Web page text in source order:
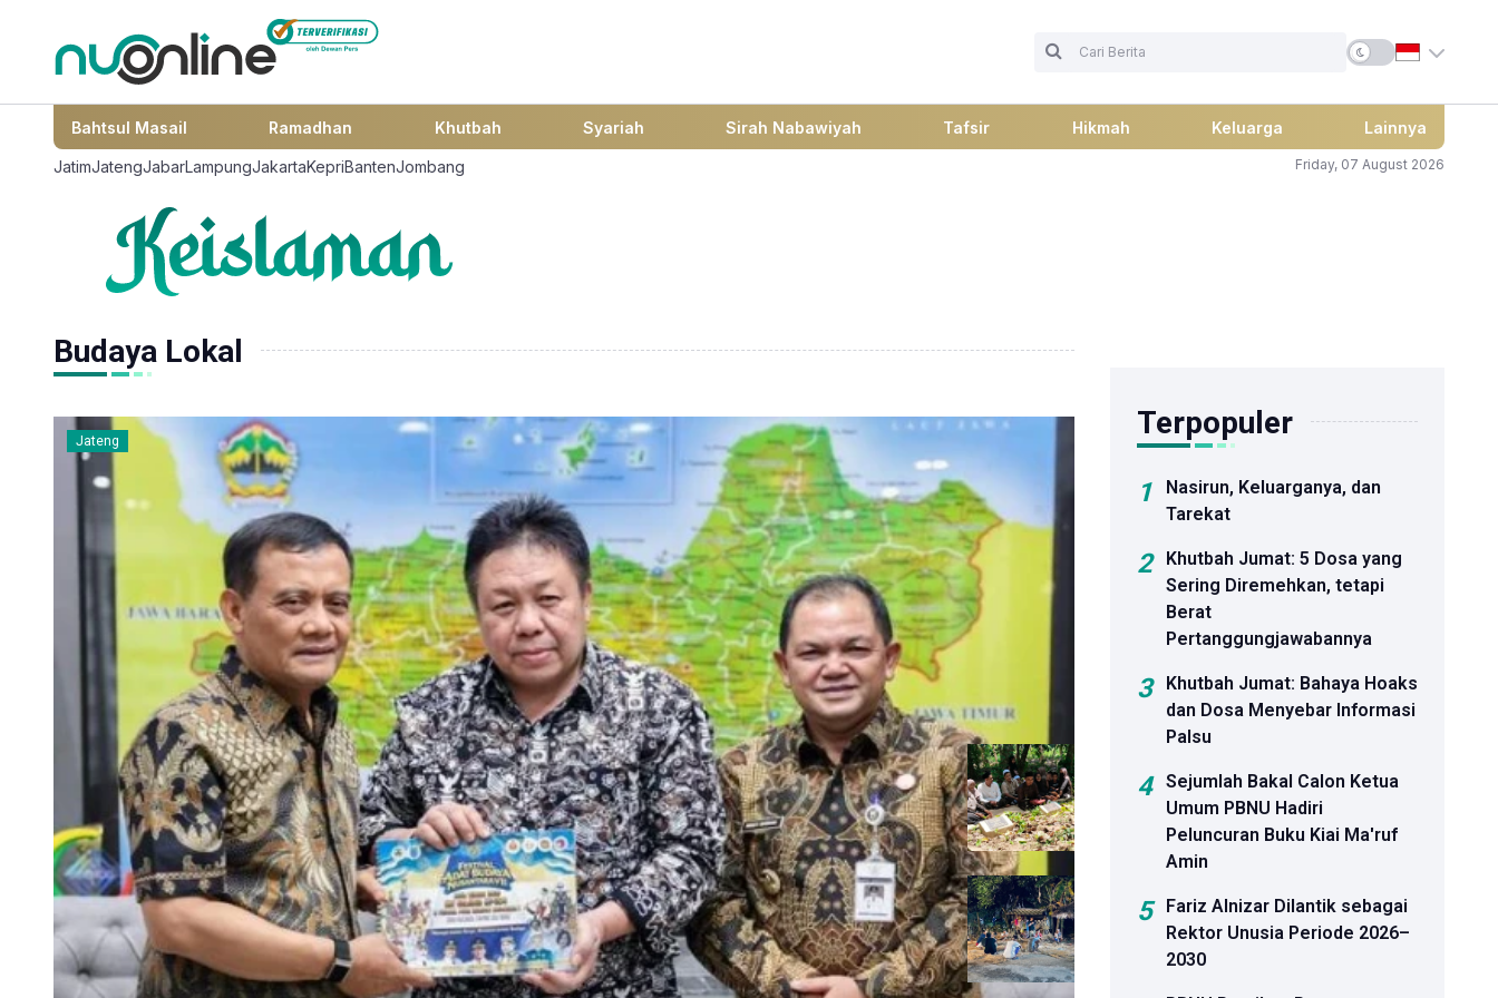
Bahtsul Masail Ramadhan Khutbah Syariah Sirah Nabawiyah Tafsir Hikmah Keluarga Lainnya
JatimJatengJabarLampungJakartaKepriBantenJombang Friday, 07 August 2026
Budaya Lokal
Jateng
Festival Adat Budaya Nusantara, Lebih dari 100 Raja dan Sultan Sedunia Bakal
Kumpul di Salatiga
Festival Adat Budaya Nusantara ke-7 di Salatiga akan mempertemukan raja dan sultan dari dalam dan luar negeri untuk memperkuat
pelestarian budaya.
Jumat, 26 Juni 2026 | 16:00 WIB
Tradisi Jak Bak Jeurat, Cara Masyarakat Aceh Merawat Silaturahmi dan Mengingat Akhirat
Rabu, 3 Juni 2026 | 19:00 WIB
Daerah
Memeden Gadhu, Festival Budaya yang Hidupkan Gotong Royong dan Solidaritas Warga
Jumat, 22 Mei 2026 | 17:00 WIB
Terpopuler
1
Nasirun, Keluarganya, dan
Tarekat
2
Khutbah Jumat: 5 Dosa yang
Sering Diremehkan, tetapi
Berat
Pertanggungjawabannya
3
Khutbah Jumat: Bahaya Hoaks
dan Dosa Menyebar Informasi
Palsu
4
Sejumlah Bakal Calon Ketua
Umum PBNU Hadiri
Peluncuran Buku Kiai Ma'ruf
Amin
5
Fariz Alnizar Dilantik sebagai
Rektor Unusia Periode 2026–
2030